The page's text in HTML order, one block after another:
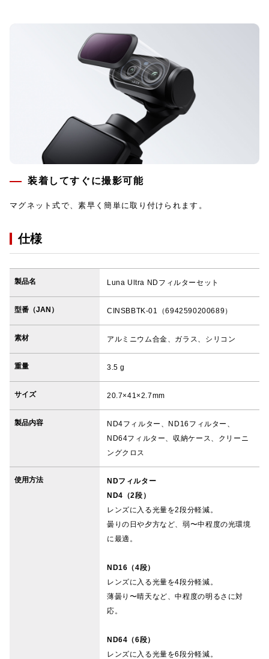
装着してすぐに撮影可能
マグネット式で、素早く簡単に取り付けられます。
仕様
製品名 Luna Ultra NDフィルターセット
型番（JAN） CINSBBTK-01（6942590200689）
素材 アルミニウム合金、ガラス、シリコン
重量 3.5 g
サイズ 20.7×41×2.7mm
製品内容
ND4フィルター、ND16フィルター、
ND64フィルター、収納ケース、クリーニ
ングクロス
使用方法
NDフィルター
ND4（2段）
レンズに入る光量を2段分軽減。
曇りの日や夕方など、弱〜中程度の光環境
に最適。
ND16（4段）
レンズに入る光量を4段分軽減。
薄曇り〜晴天など、中程度の明るさに対
応。
ND64（6段）
レンズに入る光量を6段分軽減。